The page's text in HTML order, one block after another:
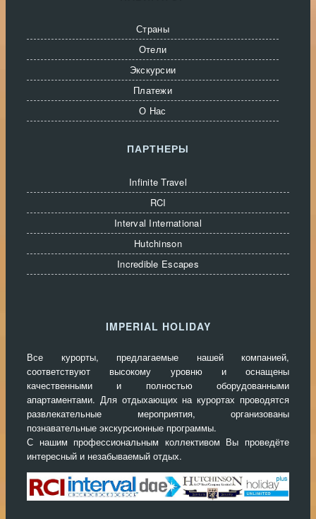
Страны
Отели
Экскурсии
Платежи
О Нас
ПАРТНЕРЫ
Infinite Travel
RCI
Interval International
Hutchinson
Incredible Escapes
IMPERIAL HOLIDAY
Все курорты, предлагаемые нашей компанией,
соответствуют высокому уровню и оснащены
качественными и полностью оборудованными
апартаментами. Для отдыхающих на курортах проводятся
развлекательные мероприятия, организованы
познавательные экскурсионные программы.
С нашим профессиональным коллективом Вы проведёте
интересный и незабываемый отдых.